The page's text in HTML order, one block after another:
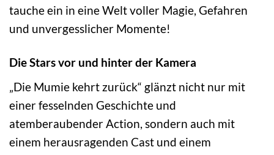
tauche ein in eine Welt voller Magie, Gefahren
und unvergesslicher Momente!
Die Stars vor und hinter der Kamera
„Die Mumie kehrt zurück“ glänzt nicht nur mit
einer fesselnden Geschichte und
atemberaubender Action, sondern auch mit
einem herausragenden Cast und einem